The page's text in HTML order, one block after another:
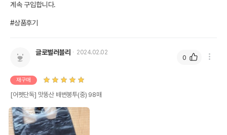
계속 구입합니다.
#상품후기
글로벌러블리 2024.02.02
재구매
[어펫단독] 맛똥산 배변봉투(중) 98매
0